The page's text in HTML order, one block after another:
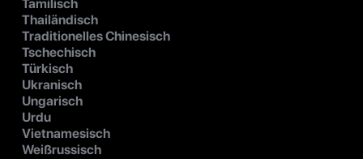
Tamilisch
Thailändisch
Traditionelles Chinesisch
Tschechisch
Türkisch
Ukranisch
Ungarisch
Urdu
Vietnamesisch
Weißrussisch